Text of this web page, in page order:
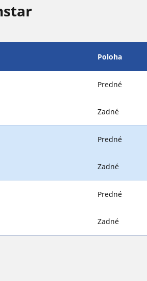
Poloha
Predné
Zadné
Predné
Zadné
Predné
Zadné